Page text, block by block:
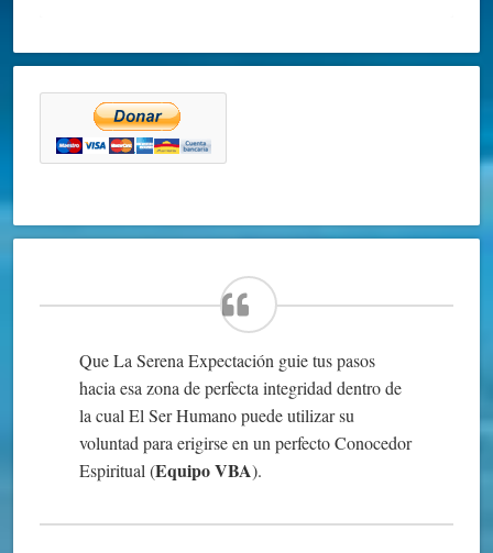
Que La Serena Expectación guie tus pasos
hacia esa zona de perfecta integridad dentro de
la cual El Ser Humano puede utilizar su
voluntad para erigirse en un perfecto Conocedor
Espiritual (Equipo VBA).